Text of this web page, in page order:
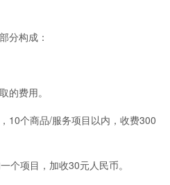
构成：
费用。
个商品/服务项目以内，收费300
项目，加收30元人民币。